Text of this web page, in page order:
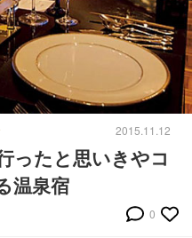
2015.11.12
ったと思いきやコ
温泉宿
0